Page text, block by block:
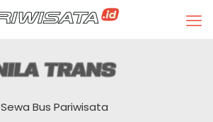
Sewa Bus Pariwisata